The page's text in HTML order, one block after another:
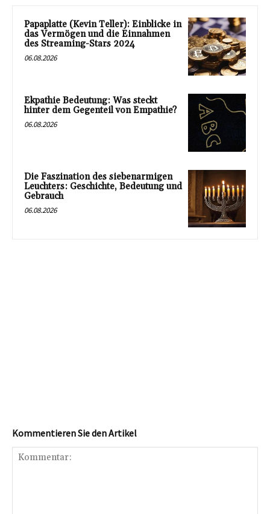
Papaplatte (Kevin Teller): Einblicke in
das Vermögen und die Einnahmen
des Streaming-Stars 2024
06.08.2026
Ekpathie Bedeutung: Was steckt
hinter dem Gegenteil von Empathie?
06.08.2026
Die Faszination des siebenarmigen
Leuchters: Geschichte, Bedeutung und
Gebrauch
06.08.2026
Kommentieren Sie den Artikel